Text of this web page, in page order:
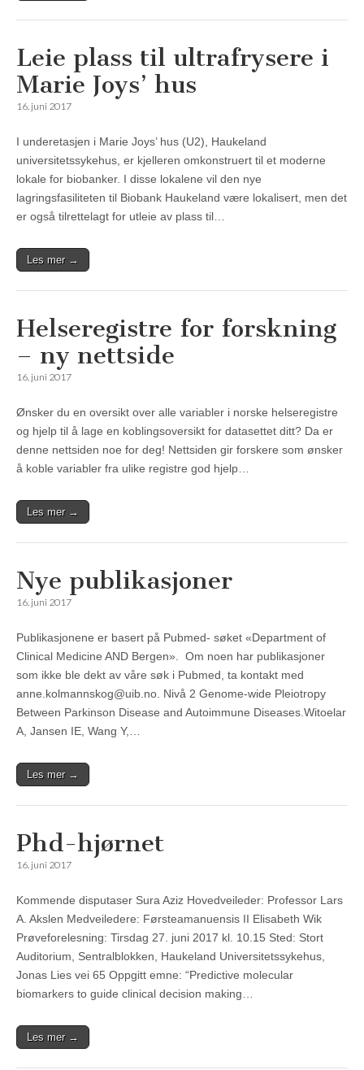
Leie plass til ultrafrysere i
Marie Joys’ hus
16. juni 2017
I underetasjen i Marie Joys’ hus (U2), Haukeland
universitetssykehus, er kjelleren omkonstruert til et moderne
lokale for biobanker. I disse lokalene vil den nye
lagringsfasiliteten til Biobank Haukeland være lokalisert, men det
er også tilrettelagt for utleie av plass til…
Les mer →
Helseregistre for forskning
– ny nettside
16. juni 2017
Ønsker du en oversikt over alle variabler i norske helseregistre
og hjelp til å lage en koblingsoversikt for datasettet ditt? Da er
denne nettsiden noe for deg! Nettsiden gir forskere som ønsker
å koble variabler fra ulike registre god hjelp…
Les mer →
Nye publikasjoner
16. juni 2017
Publikasjonene er basert på Pubmed- søket «Department of
Clinical Medicine AND Bergen». Om noen har publikasjoner
som ikke ble dekt av våre søk i Pubmed, ta kontakt med
anne.kolmannskog@uib.no. Nivå 2 Genome-wide Pleiotropy
Between Parkinson Disease and Autoimmune Diseases.Witoelar
A, Jansen IE, Wang Y,…
Les mer →
Phd-hjørnet
16. juni 2017
Kommende disputaser Sura Aziz Hovedveileder: Professor Lars
A. Akslen Medveiledere: Førsteamanuensis II Elisabeth Wik
Prøveforelesning: Tirsdag 27. juni 2017 kl. 10.15 Sted: Stort
Auditorium, Sentralblokken, Haukeland Universitetssykehus,
Jonas Lies vei 65 Oppgitt emne: “Predictive molecular
biomarkers to guide clinical decision making…
Les mer →